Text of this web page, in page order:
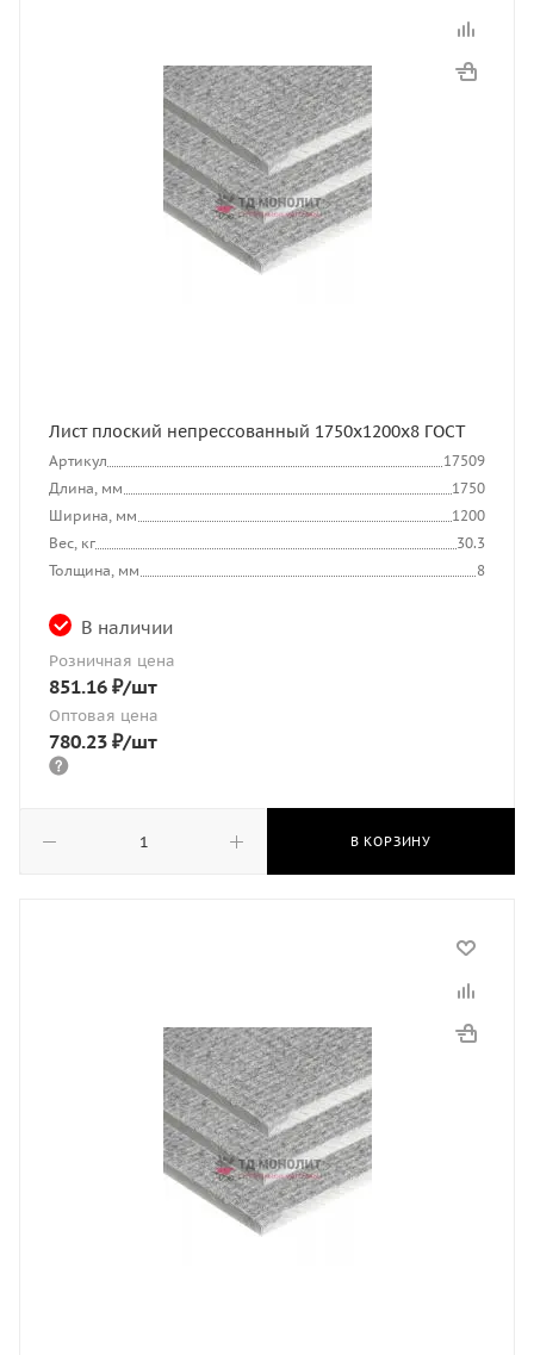
Лист плоский непрессованный 1750x1200x8 ГОСТ
Артикул
17509
Длина, мм
1750
Ширина, мм
1200
Вес, кг
30.3
Толщина, мм
8
В наличии
Розничная цена
851.16 ₽/шт
Оптовая цена
780.23 ₽/шт
В КОРЗИНУ